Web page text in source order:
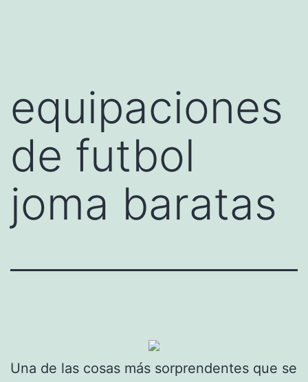
equipaciones
de futbol
joma baratas
Una de las cosas más sorprendentes que se